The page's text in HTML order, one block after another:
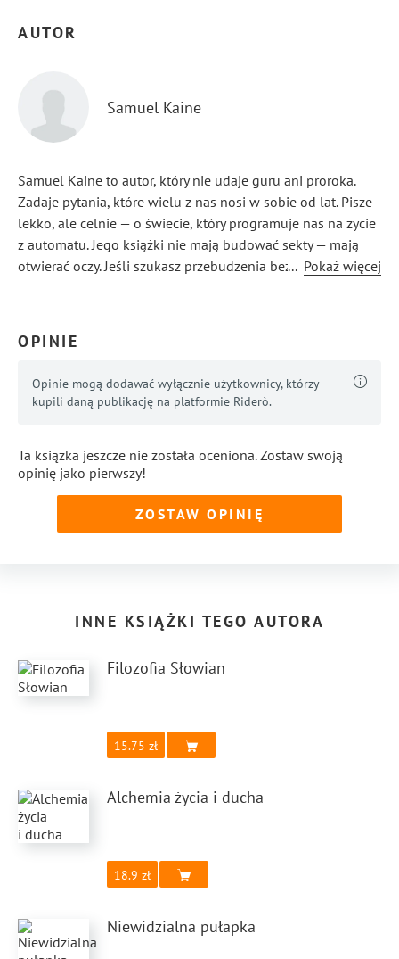
AUTOR
Samuel Kaine
Samuel Kaine to autor, który nie udaje guru ani proroka.
Zadaje pytania, które wielu z nas nosi w sobie od lat. Pisze
lekko, ale celnie — o świecie, który programuje nas na życie
z automatu. Jego książki nie mają budować sekty — mają
otwierać oczy. Jeśli szukasz przebudzenia bez kadzideł,
... Pokaż więcej
OPINIE
Opinie mogą dodawać wyłącznie użytkownicy, którzy
kupili daną publikację na platformie Riderò.
Ta książka jeszcze nie została oceniona. Zostaw swoją
opinię jako pierwszy!
ZOSTAW OPINIĘ
INNE KSIĄŻKI TEGO AUTORA
Filozofia Słowian
15.75
Alchemia życia i ducha
18.9
Niewidzialna pułapka